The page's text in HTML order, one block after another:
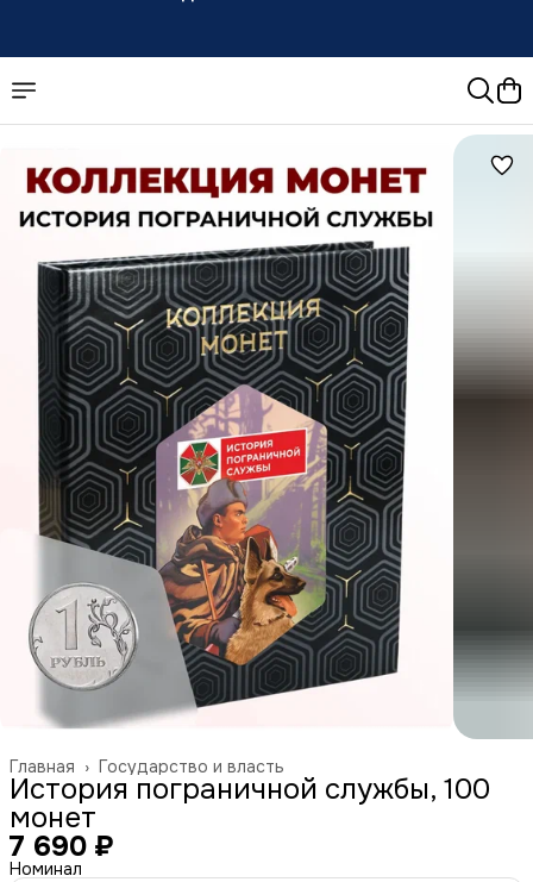
Государство и власть
Главная ›
История пограничной службы, 100
монет
7 690 ₽
Номинал